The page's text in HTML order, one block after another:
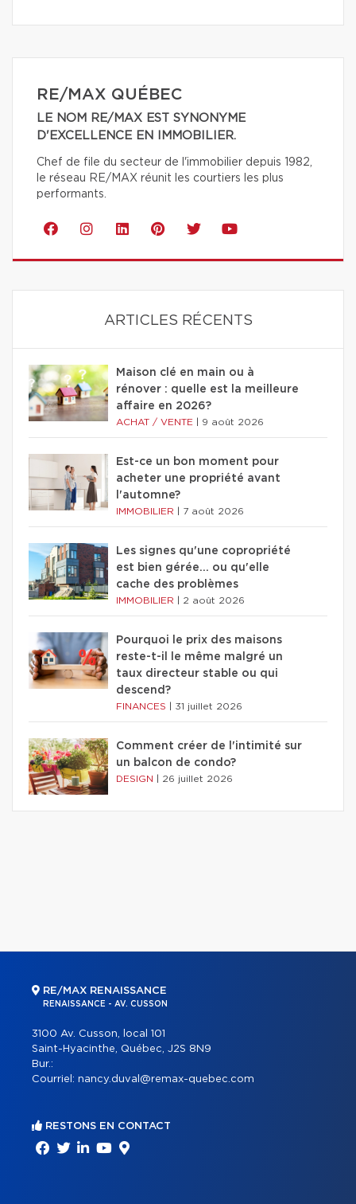
RE/MAX QUÉBEC
LE NOM RE/MAX EST SYNONYME
D'EXCELLENCE EN IMMOBILIER.
Chef de file du secteur de l'immobilier depuis 1982,
le réseau RE/MAX réunit les courtiers les plus
performants.
ARTICLES RÉCENTS
Maison clé en main ou à
rénover : quelle est la meilleure
affaire en 2026?
ACHAT / VENTE 9 août 2026
Est-ce un bon moment pour
acheter une propriété avant
l'automne?
IMMOBILIER 7 août 2026
Les signes qu'une copropriété
est bien gérée… ou qu'elle
cache des problèmes
IMMOBILIER 2 août 2026
Pourquoi le prix des maisons
reste-t-il le même malgré un
taux directeur stable ou qui
descend?
FINANCES 31 juillet 2026
Comment créer de l'intimité sur
un balcon de condo?
DESIGN 26 juillet 2026
RE/MAX RENAISSANCE
RENAISSANCE - AV. CUSSON
3100 Av. Cusson, local 101
Saint-Hyacinthe, Québec, J2S 8N9
Bur.:
Courriel: nancy.duval@remax-quebec.com
RESTONS EN CONTACT